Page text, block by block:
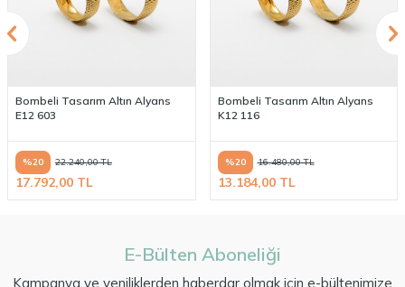
Bombeli Tasarım Altın Alyans
E12 603
%20 22.240,00TL
17.792,00 TL
Bombeli Tasarım Altın Alyans
K12 116
%20 16.480,00TL
13.184,00TL
E-Bülten Aboneliği
Kampanya ve yeniliklerden haberdar olmak için e-bültenimize